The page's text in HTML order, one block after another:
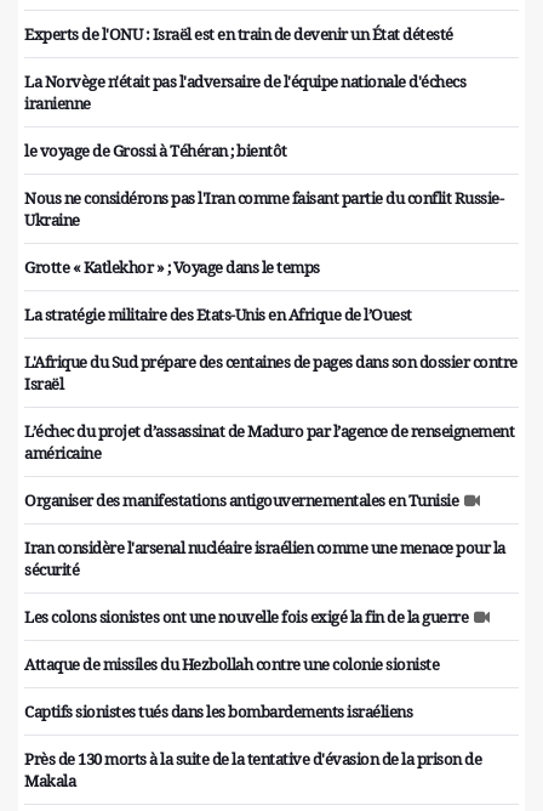
Experts de l'ONU : Israël est en train de devenir un État détesté
La Norvège n'était pas l'adversaire de l'équipe nationale d'échecs
iranienne
le voyage de Grossi à Téhéran ; bientôt
Nous ne considérons pas l'Iran comme faisant partie du conflit Russie-
Ukraine
Grotte « Katlekhor » ; Voyage dans le temps
La stratégie militaire des Etats-Unis en Afrique de l’Ouest
L'Afrique du Sud prépare des centaines de pages dans son dossier contre
Israël
L’échec du projet d’assassinat de Maduro par l’agence de renseignement
américaine
Organiser des manifestations antigouvernementales en Tunisie
Iran considère l'arsenal nucléaire israélien comme une menace pour la
sécurité
Les colons sionistes ont une nouvelle fois exigé la fin de la guerre
Attaque de missiles du Hezbollah contre une colonie sioniste
Captifs sionistes tués dans les bombardements israéliens
Près de 130 morts à la suite de la tentative d'évasion de la prison de
Makala